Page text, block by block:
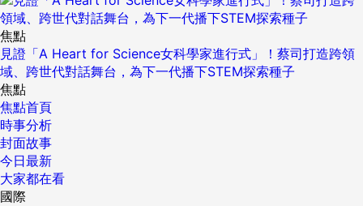
焦點
見證「A Heart for Science女科學家進行式」！蔡司打造跨領
域、跨世代對話舞台，為下一代播下STEM探索種子
焦點
焦點首頁
時事分析
封面故事
今日最新
大家都在看
國際